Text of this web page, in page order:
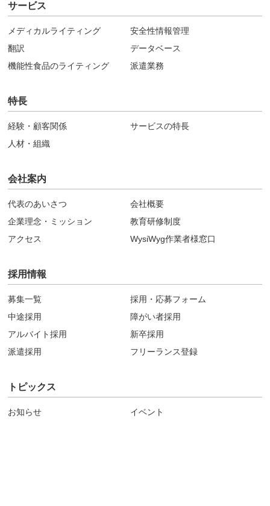
サービス
メディカルライティング
安全性情報管理
翻訳
データベース
機能性食品のライティング
派遣業務
特長
経験・顧客関係
サービスの特長
人材・組織
会社案内
代表のあいさつ
会社概要
企業理念・ミッション
教育研修制度
アクセス
WysiWyg作業者様窓口
採用情報
募集一覧
採用・応募フォーム
中途採用
障がい者採用
アルバイト採用
新卒採用
派遣採用
フリーランス登録
トピックス
お知らせ イベント